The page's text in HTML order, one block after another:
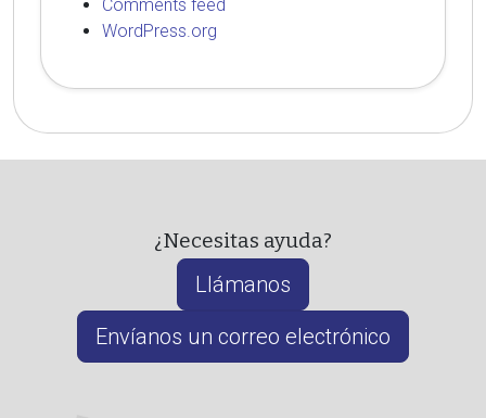
Comments feed
WordPress.org
¿Necesitas ayuda?
Llámanos
Envíanos un correo electrónico